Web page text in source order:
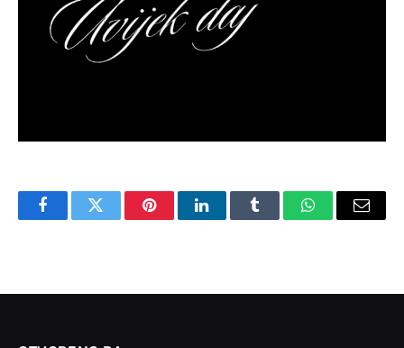
FacebookTwitter PinterestLinkedInTumblr WhatsAppEmail